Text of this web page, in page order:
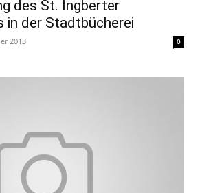
des St. Ingberter
in der Stadtbücherei
2013 0